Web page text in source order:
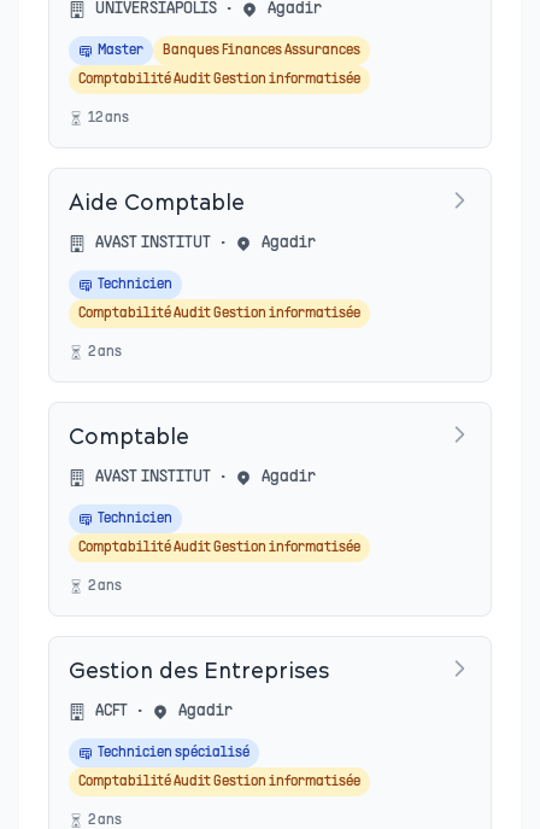
UNIVERSIAPOLIS • Agadir
Master
Banques Finances Assurances
Comptabilité Audit Gestion informatisée
12ans
Aide Comptable
AVAST INSTITUT • Agadir
Technicien
Comptabilité Audit Gestion informatisée
2ans
Comptable
AVAST INSTITUT • Agadir
Technicien
Comptabilité Audit Gestion informatisée
2ans
Gestion des Entreprises
ACFT • Agadir
Technicien spécialisé
Comptabilité Audit Gestion informatisée
2ans